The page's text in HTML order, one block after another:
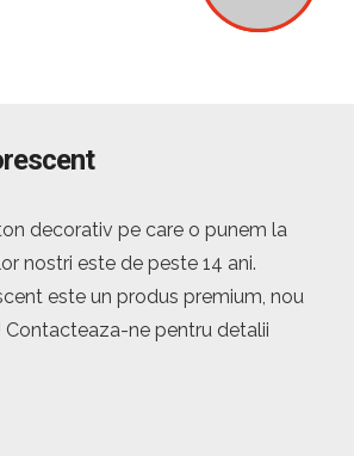
decorativ pe care o punem la
nostri este de peste 14 ani.
este un produs premium, nou
Contacteaza-ne pentru detalii